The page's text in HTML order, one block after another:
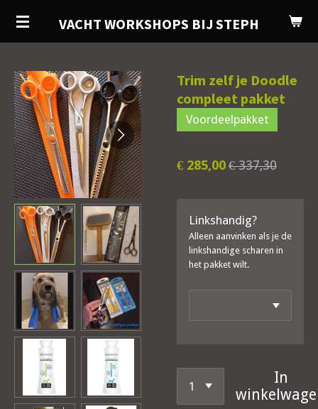
Ga
de
hoofdinhoud
VACHT WORKSHOPS BIJ STEPH
Trim zelf je Doodle
compleet pakket
Voordeelpakket
€ 285,00 € 337,30
Linkshandig?
Alleen aanvinken als je de
linkshandige scharen in
het pakket wilt.
In